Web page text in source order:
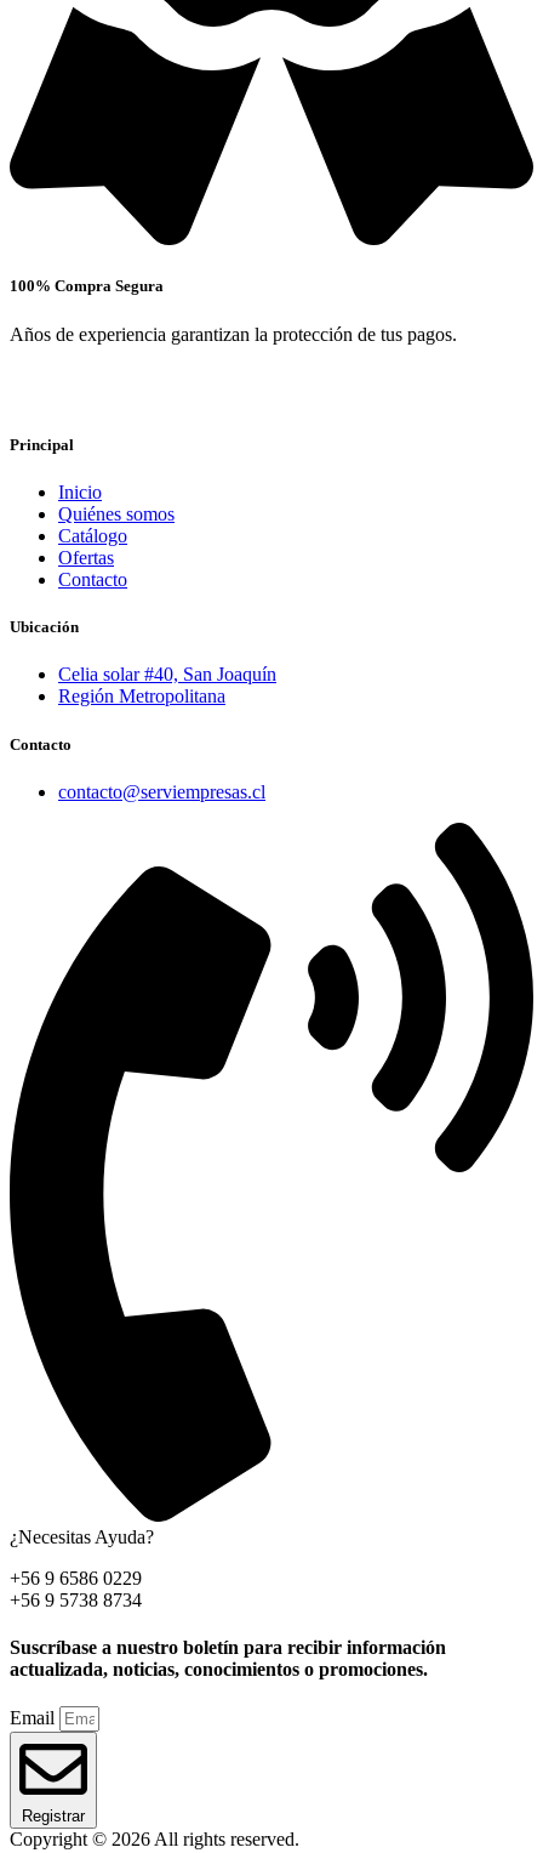
100% Compra Segura
Años de experiencia garantizan la protección de tus pagos.
Principal
Inicio
Quiénes somos
Catálogo
Ofertas
Contacto
Ubicación
Celia solar #40, San Joaquín
Región Metropolitana
Contacto
contacto@serviempresas.cl
¿Necesitas Ayuda?
+56 9 6586 0229
+56 9 5738 8734
Suscríbase a nuestro boletín para recibir información
actualizada, noticias, conocimientos o promociones.
Email
Registrar
Copyright © 2026 All rights reserved.